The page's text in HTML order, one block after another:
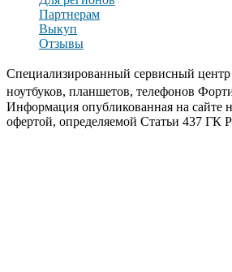
Партнерам
Выкуп
Отзывы
Специализированный сервисный
ноутбуков, планшетов, телефонов
Информация опубликованная на сайте
офертой, определяемой Статьи 437 ГК